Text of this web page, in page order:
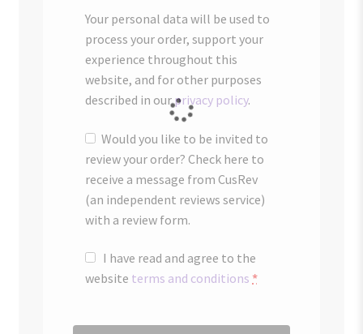
Your personal data will be used to
process your order, support your
experience throughout this
website, and for other purposes
described in ourprivacy policy.
Would you like to be invited to
review your order? Check here to
receive a message from CusRev
(an independent reviews service)
with a review form.
I have read and agree to the
website terms and conditions *